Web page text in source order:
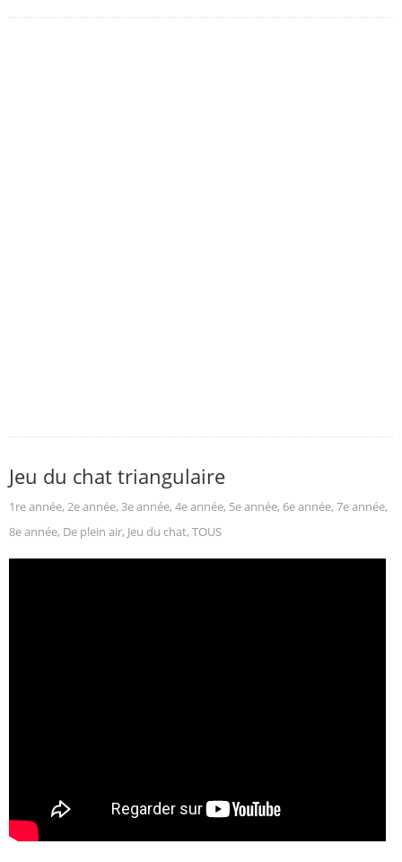
Jeu du chat triangulaire
1re année, 2e année, 3e année, 4e année, 5e année, 6e année, 7e année,
8e année, De plein air, Jeu du chat, TOUS